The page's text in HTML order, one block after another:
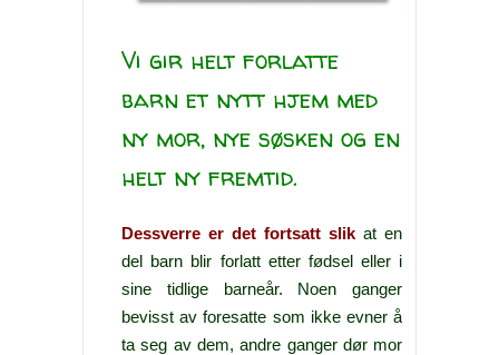
Vi gir helt forlatte
barn et nytt hjem med
ny mor, nye søsken og en
helt ny fremtid.
Dessverre er det fortsatt slik at en
del barn blir forlatt etter fødsel eller i
sine tidlige barneår. Noen ganger
bevisst av foresatte som ikke evner å
ta seg av dem, andre ganger dør mor